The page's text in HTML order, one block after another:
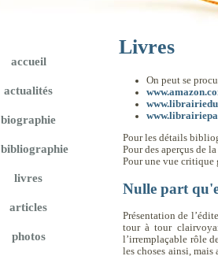
Livres
On peut se
Pour les détails
Pour des aperçus de
Pour une vue critique
Nulle part
Présentation de
tour à tour
l’irremplaçable rôle
les choses ainsi,
accueil
actualités
biographie
bibliographie
livres
articles
photos